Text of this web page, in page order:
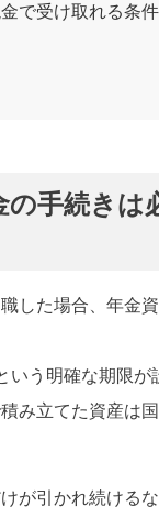
で受け取れる条
手続きは
した場合、年金
う明確な期限が
み立てた資産は
が引かれ続ける